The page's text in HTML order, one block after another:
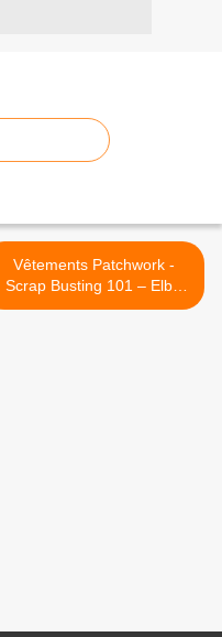
Vêtements Patchwork -
Scrap Busting 101 – Elbe
Textiles >